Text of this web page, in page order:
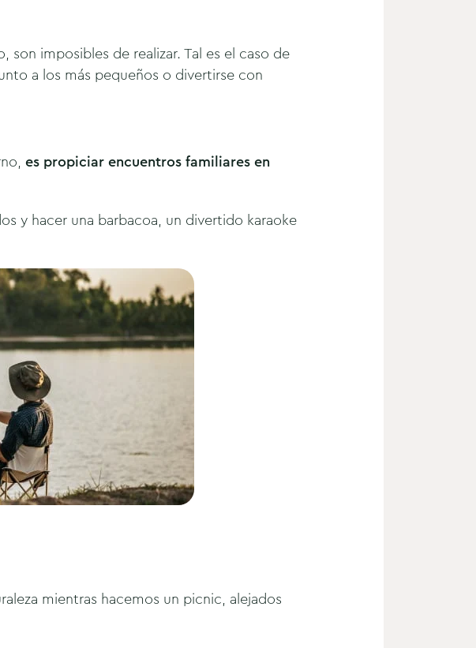
imposibles de realizar. Tal es el caso de
a los más pequeños o divertirse con
es propiciar encuentros familiares en
y hacer una barbacoa, un divertido karaoke
mientras hacemos un picnic, alejados